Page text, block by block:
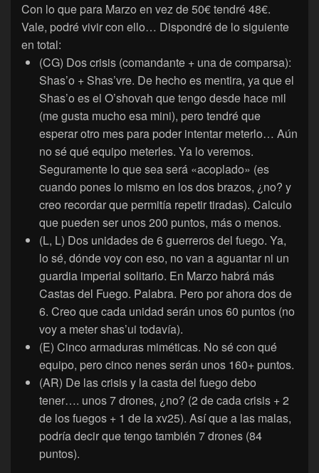
Con lo que para Marzo en vez de 50€ tendré 48€.
Vale, podré vivir con ello… Dispondré de lo siguiente
en total:
(CG) Dos crisis (comandante + una de comparsa):
Shas’o + Shas’vre. De hecho es mentira, ya que el
Shas’o es el O’shovah que tengo desde hace mil
(me gusta mucho esa mini), pero tendré que
esperar otro mes para poder intentar meterlo… Aún
no sé qué equipo meterles. Ya lo veremos.
Seguramente lo que sea será «acoplado» (es
cuando pones lo mismo en los dos brazos, ¿no? y
creo recordar que permitía repetir tiradas). Calculo
que pueden ser unos 200 puntos, más o menos.
(L, L) Dos unidades de 6 guerreros del fuego. Ya,
lo sé, dónde voy con eso, no van a aguantar ni un
guardia imperial solitario. En Marzo habrá más
Castas del Fuego. Palabra. Pero por ahora dos de
6. Creo que cada unidad serán unos 60 puntos (no
voy a meter shas’ui todavía).
(E) Cinco armaduras miméticas. No sé con qué
equipo, pero cinco nenes serán unos 160+ puntos.
(AR) De las crisis y la casta del fuego debo
tener…. unos 7 drones, ¿no? (2 de cada crisis + 2
de los fuegos + 1 de la xv25). Así que a las malas,
podría decir que tengo también 7 drones (84
puntos).